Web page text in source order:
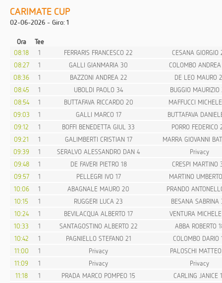
CARIMATE CUP
02-06-2026 - Giro: 1
Ora
Tee
08:18
1 FERRARIS FRANCESCO 22
CESANA GIORGIO
08:27
1 GALLI GIANMARIA 30
COLOMBO
08:36
1 BAZZONI ANDREA 22
DE LEO MAURO
08:45
1 UBOLDI PAOLO 34
BUGGIO
08:54
1 BUTTAFAVA RICCARDO 20
MAFFUCCI
09:03
1 GALLI MARCO 17
BUTTAFAVA
09:12
1 BOFFI BENEDETTA GIUL 33
PORRO FEDERICO
09:21
1 GALIMBERTI CRISTIAN 17
MARRA GIOVANNI
09:39
1 SERALVO ALESSANDRO DAN 4
Privacy
09:48
1 DE FAVERI PIETRO 18
CRESPI MARTINO
09:57
1 PELLEGRI IVO 17
MARTINO
10:06
1 ABAGNALE MAURO 20
PRANDO
10:15
1 RUGGERI LUCA 23
BESANA SABRINA
10:24
1 BEVILACQUA ALBERTO 17
VENTURA
10:33
1 SANTAGOSTINO ALBERTO 22
ABBA ROBERTO
10:42
1 PAGNIELLO STEFANO 21
COLOMBO DARIO
11:00
1 Privacy
PALOSCHI
11:09
1 Privacy
Privacy
11:18
1 PRADA MARCO POMPEO 15
CARLING JANICE